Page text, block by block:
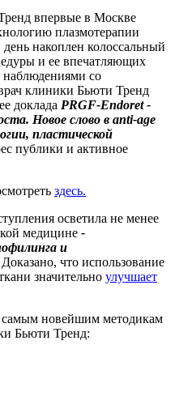
впервые в Москве
плазмотерапии
накоплен колоссальный
и ее впечатляющих
наблюдениями со
клиники Бьюти Тренд
доклада PRGF-Endoret -
Новое слово в anti-age
пластической
публики и активное
здесь.
осветила не менее
медицине -
и
что использование
значительно улучшает
самым новейшим методикам
Бьюти Тренд: